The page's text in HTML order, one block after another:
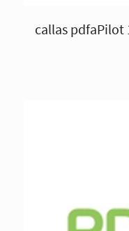
callas pdfaPilot